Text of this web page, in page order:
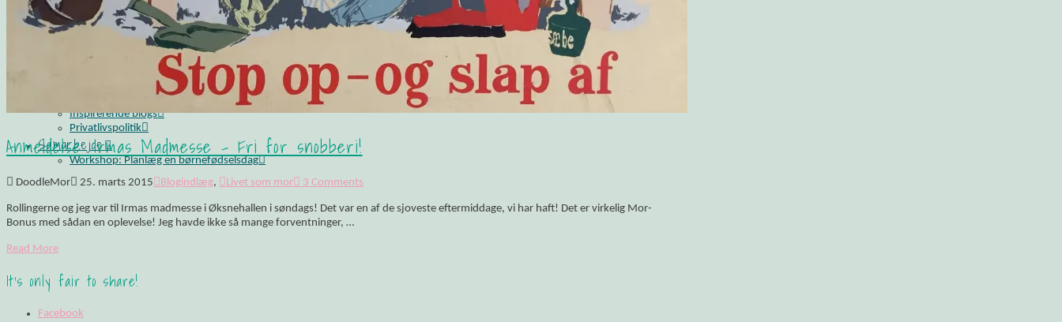
Opskrift: Saftige “romkugler”, der overholder sukkerpolitikken!
Fluffy søndagspandekager med blåbærsylt
Opskrift: Fastelavnsboller med hindbærskum
Gemalens Kager – Galleri
Mine foretrukne webshops
Inspirerende blogs
Privatlivspolitik
Samarbejde
Workshop: Planlæg en børnefødselsdag
Anmeldelse: Irmas Madmesse – Fri for snobberi!
DoodleMor 25. marts 2015 Blogindlæg, Livet som mor 3 Comments
Rollingerne og jeg var til Irmas madmesse i Øksnehallen i søndags! Det var en af de sjoveste eftermiddage, vi har haft! Det er virkelig Mor-
Bonus med sådan en oplevelse! Jeg havde ikke så mange forventninger, …
Read More
It's only fair to share!
Facebook